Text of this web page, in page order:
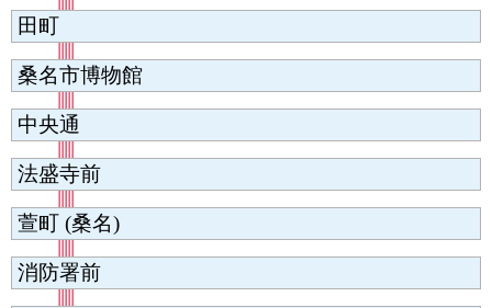
田町
桑名市博物館
中央通
法盛寺前
萱町 (桑名)
消防署前